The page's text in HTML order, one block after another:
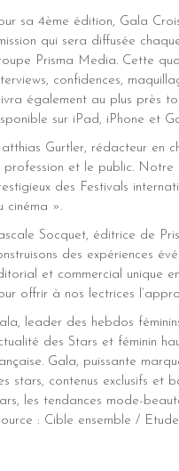
sa 4ème édition, Gala
qui sera diffusée
Prisma Media. Cette
confidences,
également au plus près
sur iPad, iPhone et
Gurtler, rédacteur en
profession et le public. Notre
des Festivals
cinéma ».
Socquet, éditrice de
des expériences
et commercial unique
offrir à nos lectrices
leader des hebdos
des Stars et féminin
Gala, puissante
stars, contenus exclusifs et
les tendances mode-
: Cible ensemble /